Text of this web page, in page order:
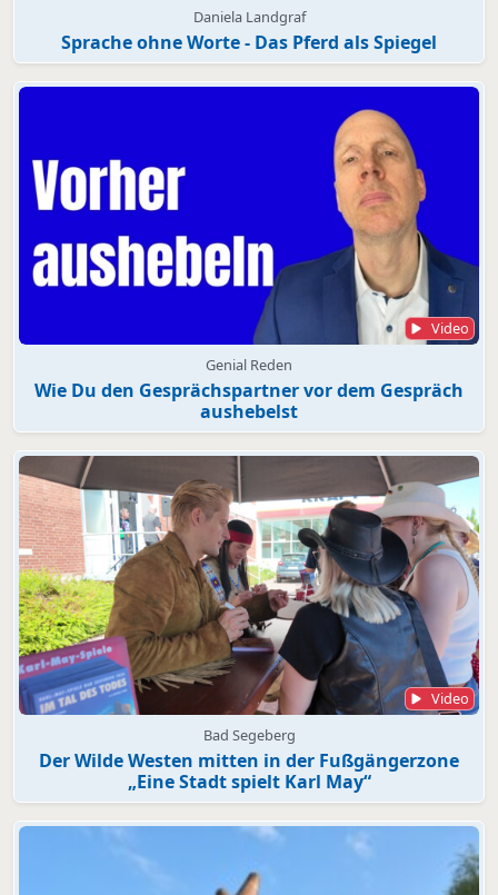
Daniela Landgraf
Sprache ohne Worte - Das Pferd als Spiegel
Video
Genial Reden
Wie Du den Gesprächspartner vor dem Gespräch
aushebelst
Video
Bad Segeberg
Der Wilde Westen mitten in der Fußgängerzone
„Eine Stadt spielt Karl May“